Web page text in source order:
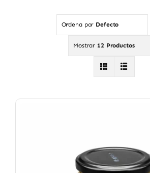
Ordena por Defecto
Mostrar 12 Productos